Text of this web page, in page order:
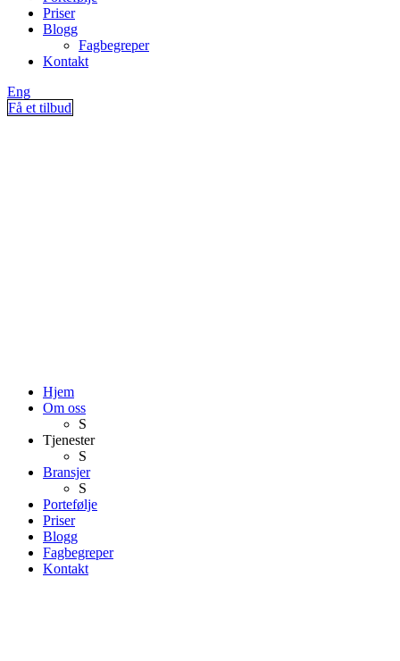
Priser
Blogg
Fagbegreper
Kontakt
Eng
Få et tilbud
Hjem
Om oss
S
Tjenester
S
Bransjer
S
Portefølje
Priser
Blogg
Fagbegreper
Kontakt